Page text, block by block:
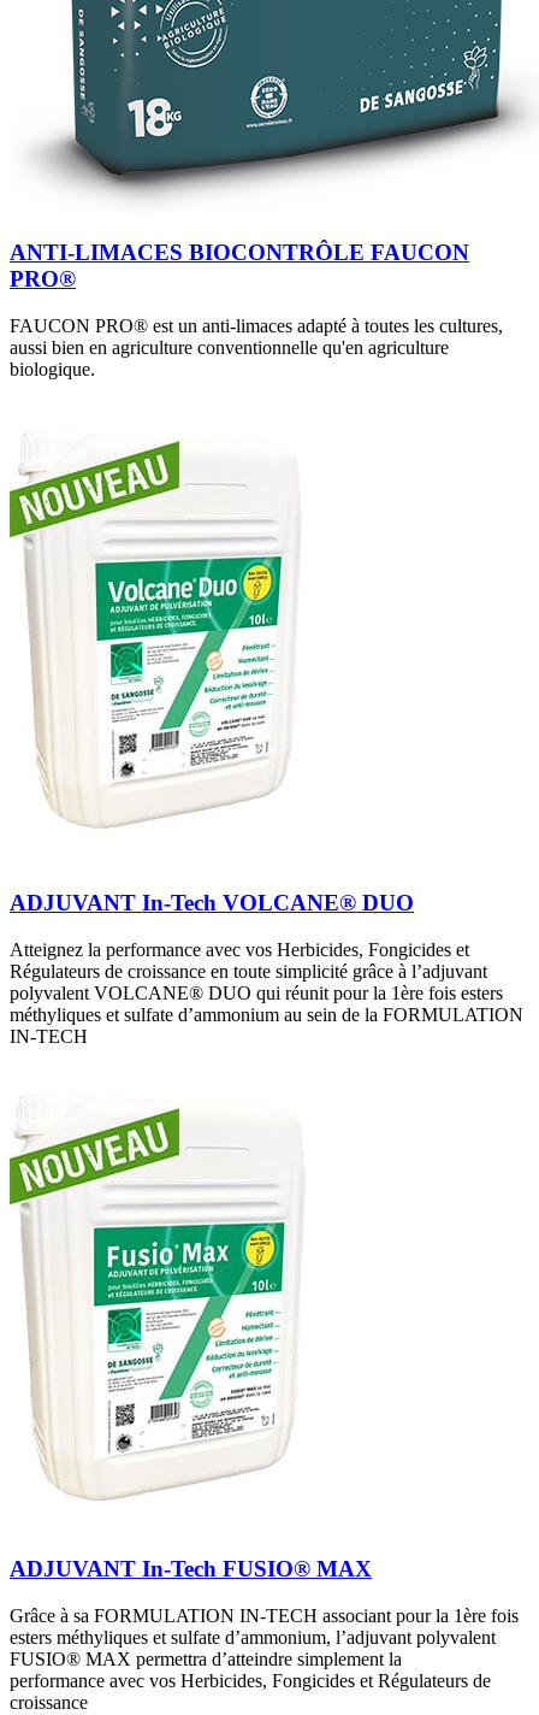
ANTI-LIMACES BIOCONTRÔLE FAUCON
PRO®
FAUCON PRO® est un anti-limaces adapté à toutes les cultures,
aussi bien en agriculture conventionnelle qu'en agriculture
biologique.
ADJUVANT In-Tech VOLCANE® DUO
Atteignez la performance avec vos Herbicides, Fongicides et
Régulateurs de croissance en toute simplicité grâce à l’adjuvant
polyvalent VOLCANE® DUO qui réunit pour la 1ère fois esters
méthyliques et sulfate d’ammonium au sein de la FORMULATION
IN-TECH
ADJUVANT In-Tech FUSIO® MAX
Grâce à sa FORMULATION IN-TECH associant pour la 1ère fois
esters méthyliques et sulfate d’ammonium, l’adjuvant polyvalent
FUSIO® MAX permettra d’atteindre simplement la
performance avec vos Herbicides, Fongicides et Régulateurs de
croissance